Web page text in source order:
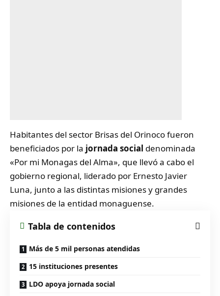
Habitantes del sector Brisas del Orinoco fueron
beneficiados por la jornada social denominada
«Por mi Monagas del Alma», que llevó a cabo el
gobierno regional, liderado por Ernesto Javier
Luna, junto a las distintas misiones y grandes
misiones de la entidad monaguense.
Tabla de contenidos
Más de 5 mil personas atendidas
15 instituciones presentes
LDO apoya jornada social